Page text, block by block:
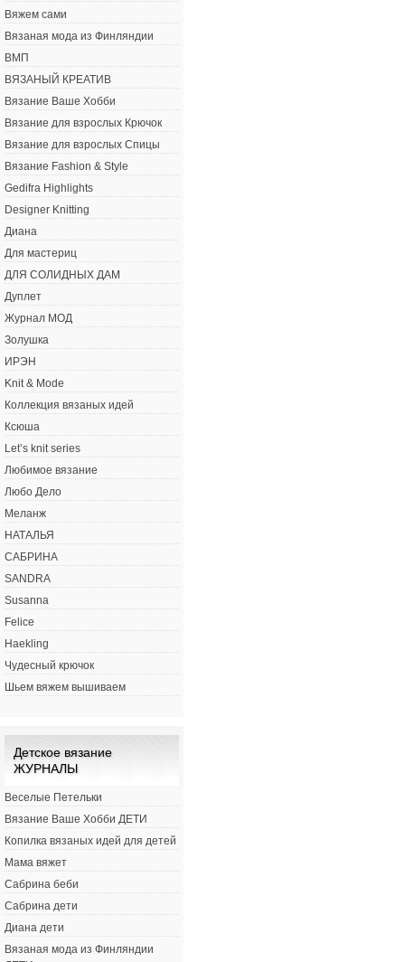
Вяжем сами
Вязаная мода из Финляндии
ВМП
ВЯЗАНЫЙ КРЕАТИВ
Вязание Ваше Хобби
Вязание для взрослых Крючок
Вязание для взрослых Спицы
Вязание Fashion & Style
Gedifra Highlights
Designer Knitting
Диана
Для мастериц
ДЛЯ СОЛИДНЫХ ДАМ
Дуплет
Журнал МОД
Золушка
ИРЭН
Knit & Mode
Коллекция вязаных идей
Ксюша
Let’s knit series
Любимое вязание
Любо Дело
Меланж
НАТАЛЬЯ
САБРИНА
SANDRA
Susanna
Felice
Haekling
Чудесный крючок
Шьем вяжем вышиваем
Детское вязание
ЖУРНАЛЫ
Веселые Петельки
Вязание Ваше Хобби ДЕТИ
Копилка вязаных идей для детей
Мама вяжет
Сабрина беби
Сабрина дети
Диана дети
Вязаная мода из Финляндии